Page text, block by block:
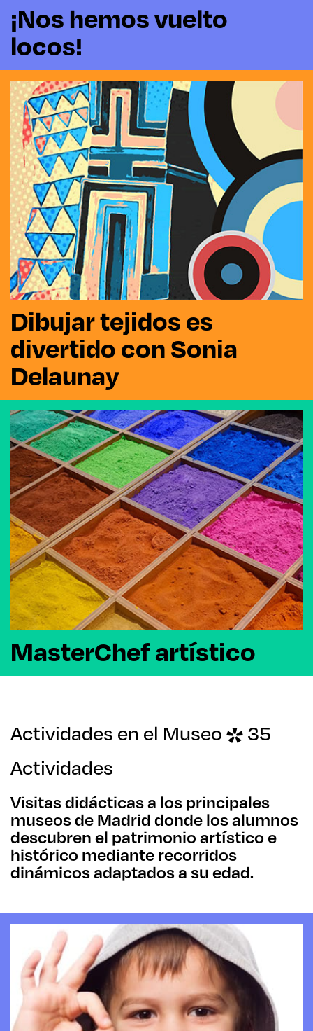
¡Nos hemos vuelto
locos!
Dibujar tejidos es
divertido con Sonia
Delaunay
MasterChef artístico
Actividades en el Museo
35
Actividades
Visitas didácticas a los principales
museos de Madrid donde los alumnos
descubren el patrimonio artístico e
histórico mediante recorridos
dinámicos adaptados a su edad.